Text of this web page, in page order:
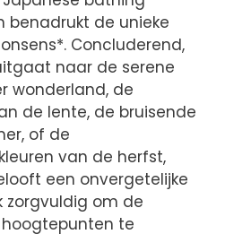
benadrukt de unieke
Concluderend,
naar de serene
wonderland, de
de lente, de bruisende
of de
van de herfst,
een onvergetelijke
zorgvuldig om de
te